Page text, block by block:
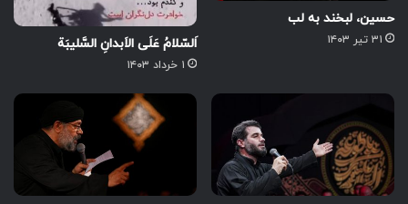
حسین، لبخند به لب
۳۱ تیر ۱۴۰۳ اَلسّلامُ عَلَی الاَبدانِ السَّلیبَة
۱ خرداد ۱۴۰۳